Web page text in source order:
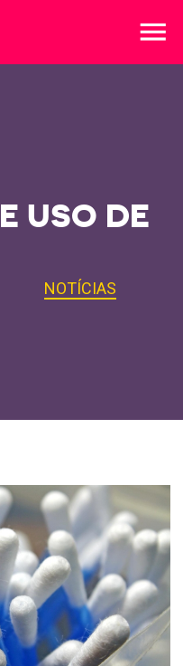
menu
USO DE
NOTÍCIAS